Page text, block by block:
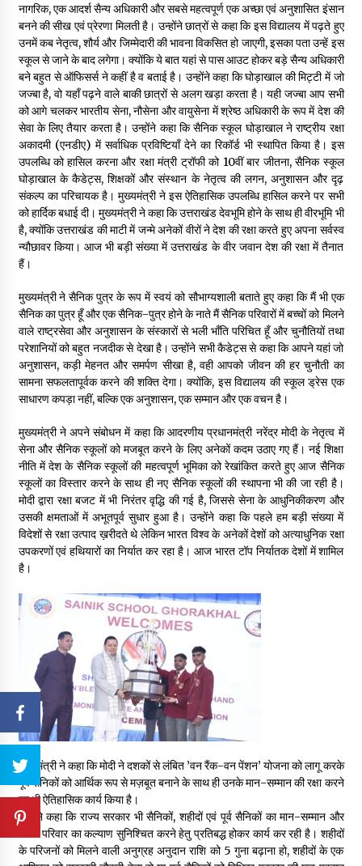
नागरिक, एक आदर्श सैन्य अधिकारी और सबसे महत्वपूर्ण एक अच्छा एवं अनुशासित इंसान
बनने की सीख एवं प्रेरणा मिलती है। उन्होंने छात्रों से कहा कि इस विद्यालय में पढ़ते हुए
उनमें कब नेतृत्व, शौर्य और जिम्मेदारी की भावना विकसित हो जाएगी, इसका पता उन्हें इस
स्कूल से जाने के बाद लगेगा। क्योंकि ये बात यहां से पास आउट होकर बड़े सैन्य अधिकारी
बने बहुत से ऑफिसर्स ने कहीं है व बताई है। उन्होंने कहा कि घोड़ाखाल की मिट्टी में जो
जज्बा है, वो यहॉं पढ़ने वाले बाकी छात्रों से अलग खड़ा करता है। यही जज्बा आप सभी
को आगे चलकर भारतीय सेना, नौसेना और वायुसेना में श्रेष्ठ अधिकारी के रूप में देश की
सेवा के लिए तैयार करता है। उन्होंने कहा कि सैनिक स्कूल घोड़ाखाल ने राष्ट्रीय रक्षा
अकादमी (एनडीए) में सर्वाधिक प्रविष्टियाँ देने का रिकॉर्ड भी स्थापित किया है। इस
उपलब्धि को हासिल करना और रक्षा मंत्री ट्रॉफी को 10वीं बार जीतना, सैनिक स्कूल
घोड़ाखाल के कैडेट्स, शिक्षकों और संस्थान के नेतृत्व की लगन, अनुशासन और दृढ़
संकल्प का परिचायक है। मुख्यमंत्री ने इस ऐतिहासिक उपलब्धि हासिल करने पर सभी
को हार्दिक बधाई दी। मुख्यमंत्री ने कहा कि उत्तराखंड देवभूमि होने के साथ ही वीरभूमि भी
है, क्योंकि उत्तराखंड की माटी में जन्मे अनेकों वीरों ने देश की रक्षा करते हुए अपना सर्वस्व
न्यौछावर किया। आज भी बड़ी संख्या में उत्तराखंड के वीर जवान देश की रक्षा में तैनात
हैं।
मुख्यमंत्री ने सैनिक पुत्र के रूप में स्वयं को सौभाग्यशाली बताते हुए कहा कि मैं भी एक
सैनिक का पुत्र हूँ और एक सैनिक-पुत्र होने के नाते मैं सैनिक परिवारों में बच्चों को मिलने
वाले राष्ट्रसेवा और अनुशासन के संस्कारों से भली भाँति परिचित हूँ और चुनौतियों तथा
परेशानियों को बहुत नजदीक से देखा है। उन्होंने सभी कैडेट्स से कहा कि आपने यहां जो
अनुशासन, कड़ी मेहनत और समर्पण सीखा है, वही आपको जीवन की हर चुनौती का
सामना सफलतापूर्वक करने की शक्ति देगा। क्योंकि, इस विद्यालय की स्कूल ड्रेस एक
साधारण कपड़ा नहीं, बल्कि एक अनुशासन, एक सम्मान और एक वचन है।
मुख्यमंत्री ने अपने संबोधन में कहा कि आदरणीय प्रधानमंत्री नरेंद्र मोदी के नेतृत्व में
सेना और सैनिक स्कूलों को मजबूत करने के लिए अनेकों कदम उठाए गए हैं। नई शिक्षा
नीति में देश के सैनिक स्कूलों की महत्वपूर्ण भूमिका को रेखांकित करते हुए आज सैनिक
स्कूलों का विस्तार करने के साथ ही नए सैनिक स्कूलों की स्थापना भी की जा रही है।
मोदी द्वारा रक्षा बजट में भी निरंतर वृद्धि की गई है, जिससे सेना के आधुनिकीकरण और
उसकी क्षमताओं में अभूतपूर्व सुधार हुआ है। उन्होंने कहा कि पहले हम बड़ी संख्या में
विदेशों से रक्षा उत्पाद ख़रीदते थे लेकिन भारत विश्व के अनेकों देशों को अत्याधुनिक रक्षा
उपकरणों एवं हथियारों का निर्यात कर रहा है। आज भारत टॉप निर्यातक देशों में शामिल
है।
मुख्यमंत्री ने कहा कि मोदी ने दशकों से लंबित ’वन रैंक-वन पेंशन’ योजना को लागू करके
पूर्व सैनिकों को आर्थिक रूप से मज़बूत बनाने के साथ ही उनके मान-सम्मान की रक्षा करने
का भी ऐतिहासिक कार्य किया है।
उन्होंने कहा कि राज्य सरकार भी सैनिकों, शहीदों एवं पूर्व सैनिकों का मान-सम्मान और
उनके परिवार का कल्याण सुनिश्चित करने हेतु प्रतिबद्ध होकर कार्य कर रही है। शहीदों
के परिजनों को मिलने वाली अनुग्रह अनुदान राशि को 5 गुना बढ़ाना हो, शहीदों के एक